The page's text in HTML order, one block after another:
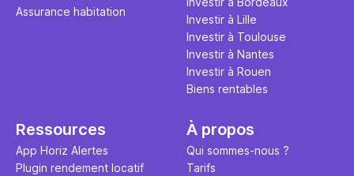
Assurance habitation
Investir à Lille
Investir à Toulouse
Investir à Nantes
Investir à Rouen
Biens rentables
Ressources
App Horiz Alertes
Plugin rendement locatif
À propos
Qui sommes-nous ?
Tarifs